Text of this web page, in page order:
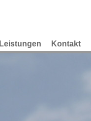
Leistungen Kontakt